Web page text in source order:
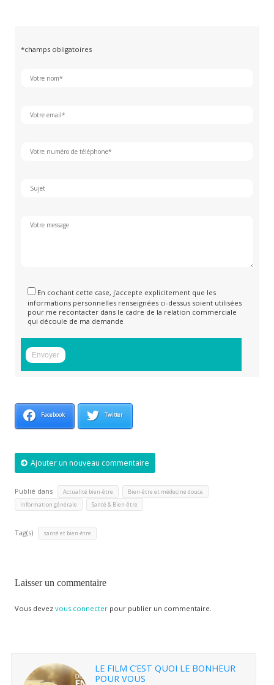
*champs obligatoires
En cochant cette case, j'accepte explicitement que les
informations personnelles renseignées ci-dessus soient utilisées
pour me recontacter dans le cadre de la relation commerciale
qui découle de ma demande
Facebook Twitter
Ajouter un nouveau commentaire
Publié dans Actualité bien-être Bien-être et médecine douce
Information générale Santé & Bien-être
Tag(s) santé et bien-être
Laisser un commentaire
Vous devez vous connecterpour publier un commentaire.
LE FILM C’EST QUOI LE BONHEUR
POUR VOUS